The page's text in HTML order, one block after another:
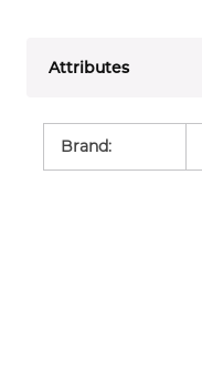
Attributes
Brand: